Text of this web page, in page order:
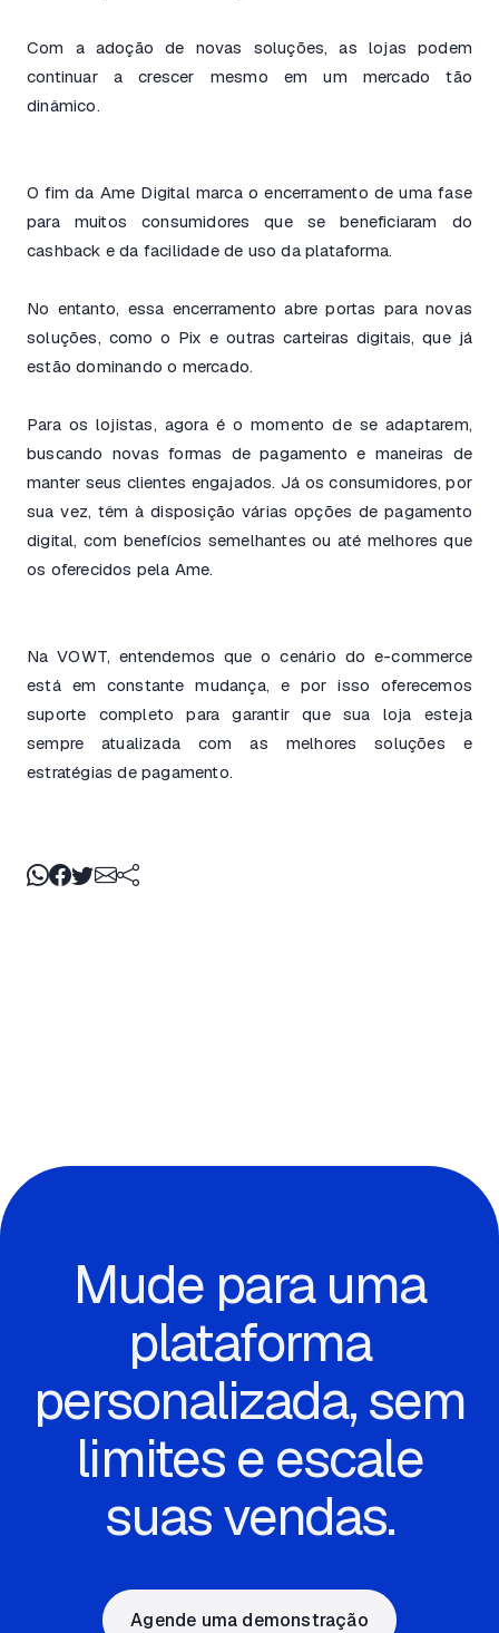
Com a adoção de novas soluções, as lojas podem
continuar a crescer mesmo em um mercado tão
dinâmico.
O fim da Ame Digital marca o encerramento de uma fase
para muitos consumidores que se beneficiaram do
cashback e da facilidade de uso da plataforma.
No entanto, essa encerramento abre portas para novas
soluções, como o Pix e outras carteiras digitais, que já
estão dominando o mercado.
Para os lojistas, agora é o momento de se adaptarem,
buscando novas formas de pagamento e maneiras de
manter seus clientes engajados. Já os consumidores, por
sua vez, têm à disposição várias opções de pagamento
digital, com benefícios semelhantes ou até melhores que
os oferecidos pela Ame.
Na VOWT, entendemos que o cenário do e-commerce
está em constante mudança, e por isso oferecemos
suporte completo para garantir que sua loja esteja
sempre atualizada com as melhores soluções e
estratégias de pagamento.
Mude para uma
plataforma
personalizada, sem
limites e escale
suas vendas.
Agende uma demonstração